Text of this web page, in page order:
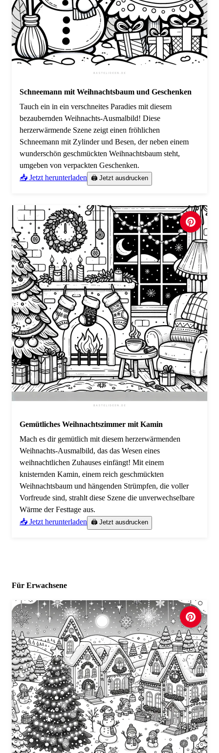
Schneemann mit Weihnachtsbaum und Geschenken
Tauch ein in ein verschneites Paradies mit diesem
bezaubernden Weihnachts-Ausmalbild! Diese
herzerwärmende Szene zeigt einen fröhlichen
Schneemann mit Zylinder und Besen, der neben einem
wunderschön geschmückten Weihnachtsbaum steht,
umgeben von verpackten Geschenken.
📥 Jetzt herunterladen
🖨️ Jetzt ausdrucken
Gemütliches Weihnachtszimmer mit Kamin
Mach es dir gemütlich mit diesem herzerwärmenden
Weihnachts-Ausmalbild, das das Wesen eines
weihnachtlichen Zuhauses einfängt! Mit einem
knisternden Kamin, einem reich geschmückten
Weihnachtsbaum und hängenden Strümpfen, die voller
Vorfreude sind, strahlt diese Szene die unverwechselbare
Wärme der Festtage aus.
📥 Jetzt herunterladen
🖨️ Jetzt ausdrucken
Für Erwachsene